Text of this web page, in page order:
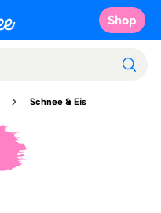
Shop
Schnee & Eis